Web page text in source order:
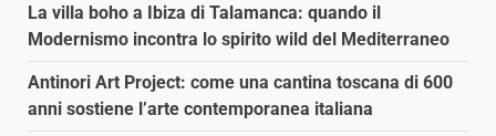
La villa boho a Ibiza di Talamanca: quando il
Modernismo incontra lo spirito wild del Mediterraneo
Antinori Art Project: come una cantina toscana di 600
anni sostiene l’arte contemporanea italiana